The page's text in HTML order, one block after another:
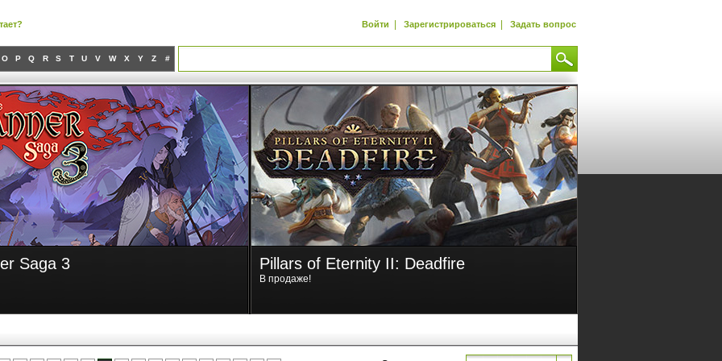
Войти | Зарегистрироваться | Задать вопрос
O P Q R S T U V W X Y Z #
II: Deadfire The Banner Saga 3
В продаже!